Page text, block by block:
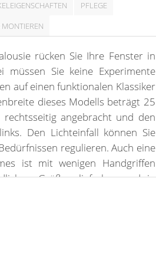
PFLEGE
rücken Sie Ihre Fenster in
müssen Sie keine Experimente
auf einen funktionalen Klassiker
dieses Modells beträgt 25
angebracht und den
Den Lichteinfall können Sie
regulieren. Auch eine
ist mit wenigen Handgriffen
Größen lieferbar und in
jeden Raum. Die Montage ist